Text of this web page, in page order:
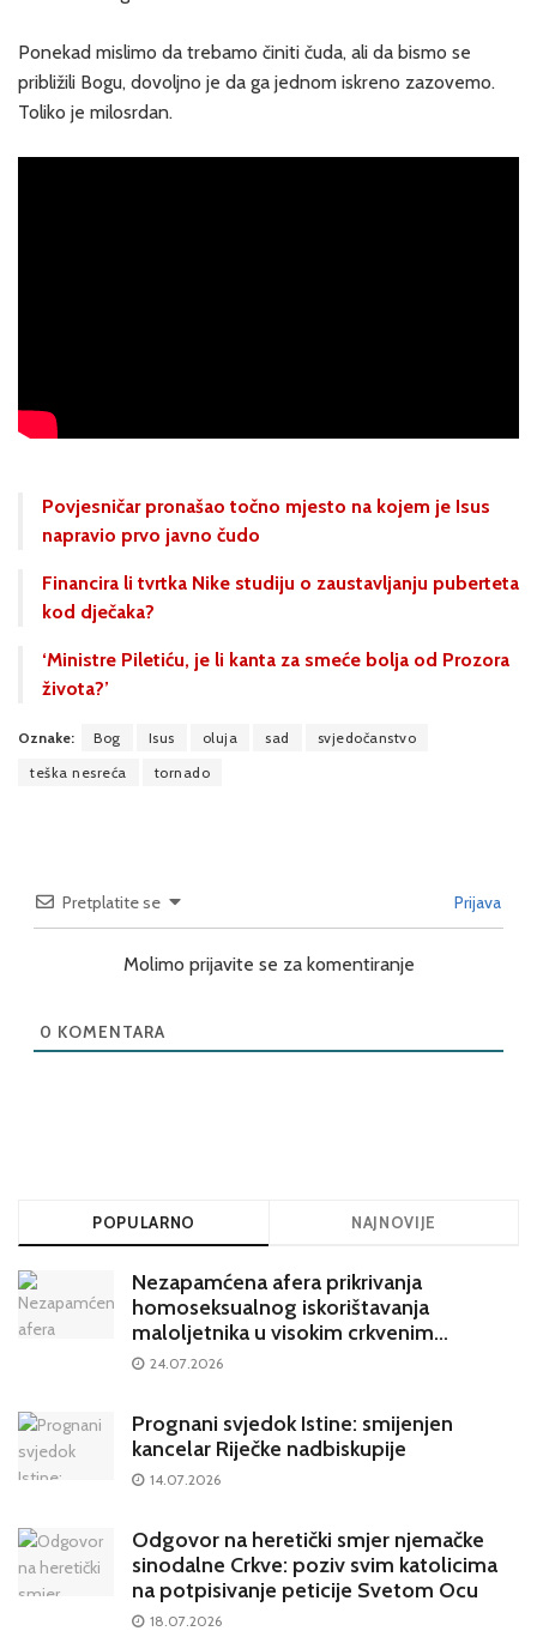
Ponekad mislimo da trebamo činiti čuda, ali da bismo se
približili Bogu, dovoljno je da ga jednom iskreno zazovemo.
Toliko je milosrdan.
Povjesničar pronašao točno mjesto na kojem je Isus
napravio prvo javno čudo
Financira li tvrtka Nike studiju o zaustavljanju puberteta
kod dječaka?
‘Ministre Piletiću, je li kanta za smeće bolja od Prozora
života?’
Oznake: Bog Isus oluja sad
svjedočanstvo
teška nesreća
tornado
Pretplatite se Prijava
Molimo prijavite se za komentiranje
0 KOMENTARA
POPULARNO NAJNOVIJE
Nezapamćena afera prikrivanja
homoseksualnog iskorištavanja
maloljetnika u visokim crkvenim
krugovima potresa Hrvatsku
24.07.2026
Prognani svjedok Istine: smijenjen
kancelar Riječke nadbiskupije
14.07.2026
Odgovor na heretički smjer njemačke
sinodalne Crkve: poziv svim katolicima
na potpisivanje peticije Svetom Ocu
18.07.2026